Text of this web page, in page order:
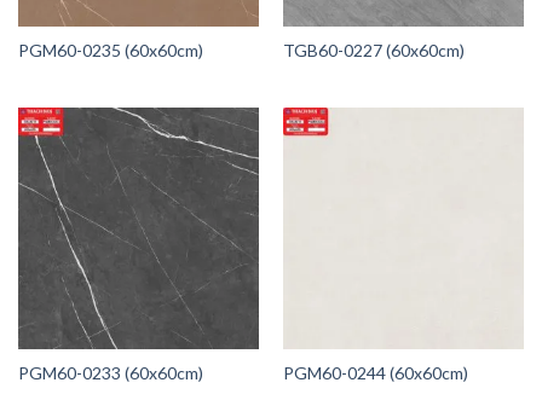
PGM60-0235 (60x60cm) TGB60-0227 (60x60cm)
PGM60-0233 (60x60cm) PGM60-0244 (60x60cm)